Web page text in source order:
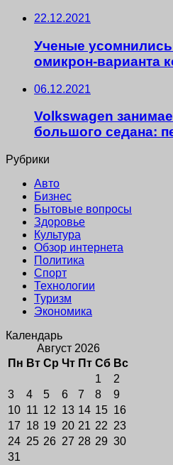
22.12.2021
Ученые усомнились
омикрон-варианта
06.12.2021
Volkswagen
большого седана:
Рубрики
Авто
Бизнес
Бытовые вопросы
Здоровье
Культура
Обзор интернета
Политика
Спорт
Технологии
Туризм
Экономика
Календарь
Август 2026
Пн Вт Ср Чт Пт Сб Вс
1
2
3
4 5 6 7 8
9
10 11 12 13 14 15 16
17 18 19 20 21 22 23
24 25 26 27 28 29 30
31